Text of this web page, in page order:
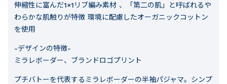
伸縮性に富んだ1×1リブ編み素材 、「第二の肌」と呼ばれるや
わらかな肌触りが特徴 環境に配慮したオーガニックコットン
を使用
-デザインの特徴-
ミラレボーダー、ブランドロゴプリント
プチバトーを代表するミラレボーダーの半袖パジャマ。シンプ